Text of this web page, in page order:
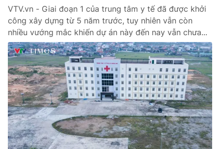
Hậu trường
Nhân vật
Khán giả
Giải sao mai
Giải trí
Điện ảnh
Âm nhạc
Sao
Đời sống
Du lịch
Làm đẹp
Chất lượng cuộc sống
Giáo dục
Tuyển sinh
Học trực tuyến
Công nghệ
Hitech Công nghệ tương lai
Sản phẩm
Giao lưu trực tuyến
VTV.vn - Giai đoạn 1 của trung tâm y tế đã được khởi
công xây dựng từ 5 năm trước, tuy nhiên vẫn còn
nhiều vướng mắc khiến dự án này đến nay vẫn chưa...